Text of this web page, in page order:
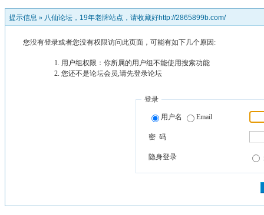
提示信息 » 八仙论坛，19年老牌站点，请收藏好http://2865899b.com/
您没有登录或者您没有权限访问此页面，可能有如下几个原因:
用户组权限：你所属的用户组不能使用搜索功能
您还不是论坛会员,请先登录论坛
登录
用户名 Email
密 码
隐身登录